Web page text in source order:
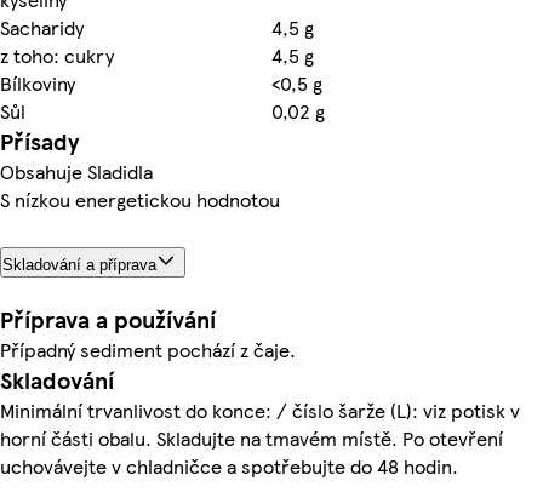
Sacharidy
4,5 g
z toho: cukry
4,5 g
Bílkoviny
<0,5 g
Sůl
0,02 g
Přísady
Obsahuje Sladidla
S nízkou energetickou hodnotou
Skladování a příprava
Příprava a používání
Případný sediment pochází z čaje.
Skladování
Minimální trvanlivost do konce: / číslo šarže (L): viz potisk v
horní části obalu. Skladujte na tmavém místě. Po otevření
uchovávejte v chladničce a spotřebujte do 48 hodin.